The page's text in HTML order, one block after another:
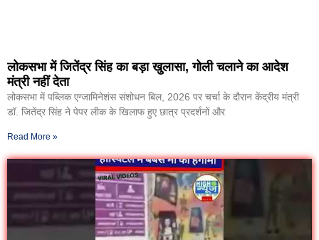
लोकसभा में जितेंद्र सिंह का बड़ा खुलासा, गोली चलाने का आदेश
मंत्री नहीं देता
लोकसभा में पब्लिक एग्जामिनेशंस संशोधन बिल, 2026 पर चर्चा के दौरान केंद्रीय मंत्री
डॉ. जितेंद्र सिंह ने पेपर लीक के खिलाफ हुए छात्र प्रदर्शनों और
Read More »